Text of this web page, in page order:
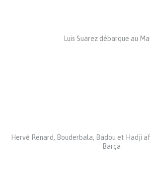
Luis Suarez débarque au
Hervé Renard, Bouderbala, Badou et Hadji
Barça